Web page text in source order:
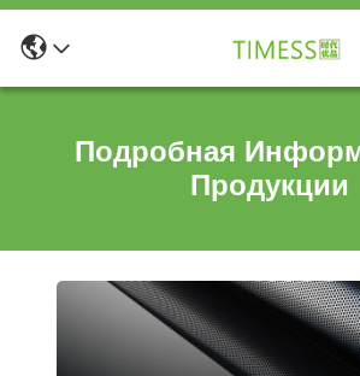
Подробная
Продукции